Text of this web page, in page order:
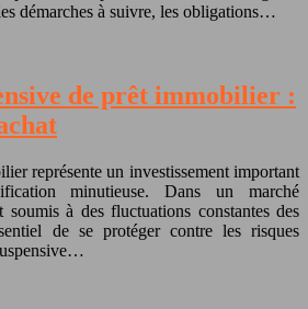
démarches à suivre, les obligations…
de prêt immobilier :
représente un investissement important
minutieuse. Dans un marché
à des fluctuations constantes des
de se protéger contre les risques